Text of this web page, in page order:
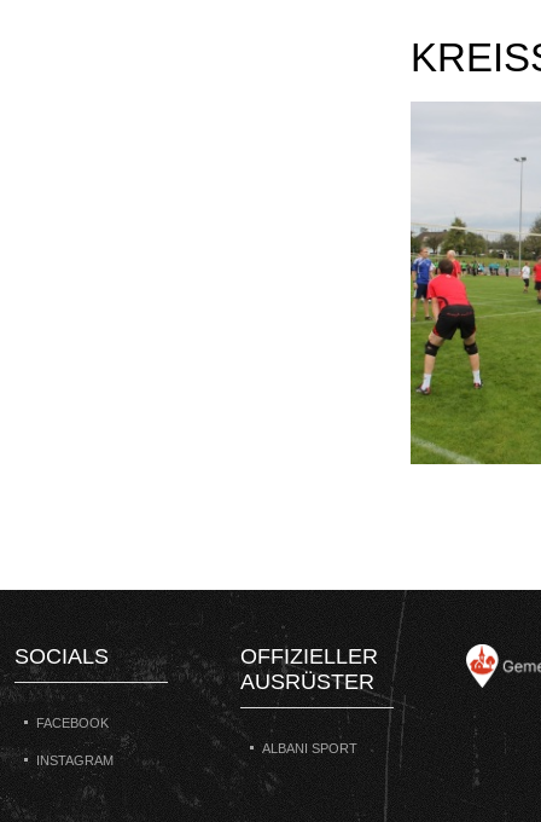
SOCIALS
FACEBOOK
INSTAGRAM
OFFIZIELLER
AUSRÜSTER
ALBANI SPORT